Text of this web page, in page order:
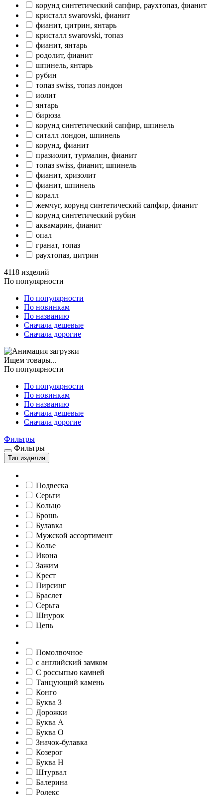
корунд синтетический сапфир, раухтопаз, фианит
кристалл swarovski, фианит
фианит, цитрин, янтарь
кристалл swarovski, топаз
фианит, янтарь
родолит, фианит
шпинель, янтарь
рубин
топаз swiss, топаз лондон
иолит
янтарь
бирюза
корунд синтетический сапфир, шпинель
ситалл лондон, шпинель
корунд, фианит
празиолит, турмалин, фианит
топаз swiss, фианит, шпинель
фианит, хризолит
фианит, шпинель
коралл
жемчуг, корунд синтетический сапфир, фианит
корунд синтетический рубин
аквамарин, фианит
опал
гранат, топаз
раухтопаз, цитрин
4118 изделий
По популярности
По популярности
По новинкам
По названию
Сначала дешевые
Сначала дорогие
Ищем товары...
По популярности
По популярности
По новинкам
По названию
Сначала дешевые
Сначала дорогие
Фильтры
Фильтры
Тип изделия
Подвеска
Серьги
Кольцо
Брошь
Булавка
Мужской ассортимент
Колье
Икона
Зажим
Крест
Пирсинг
Браслет
Серьга
Шнурок
Цепь
Помолвочное
c английский замком
С россыпью камней
Танцующий камень
Конго
Буква З
Дорожки
Буква А
Буква О
Значок-булавка
Козерог
Буква Н
Штурвал
Балерина
Ролекс